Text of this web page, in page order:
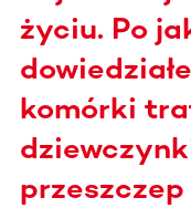
życiu. Po
komórki
przeszczep